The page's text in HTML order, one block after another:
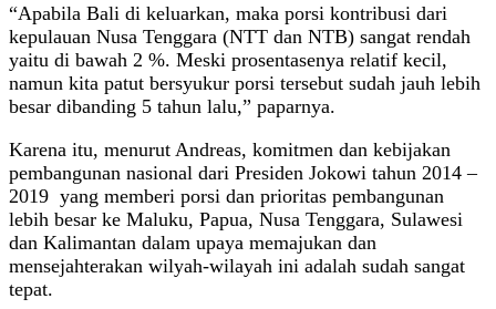
“Apabila Bali di keluarkan, maka porsi kontribusi dari
kepulauan Nusa Tenggara (NTT dan NTB) sangat rendah
yaitu di bawah 2 %. Meski prosentasenya relatif kecil,
namun kita patut bersyukur porsi tersebut sudah jauh lebih
besar dibanding 5 tahun lalu,” paparnya.
Karena itu, menurut Andreas, komitmen dan kebijakan
pembangunan nasional dari Presiden Jokowi tahun 2014 –
2019 yang memberi porsi dan prioritas pembangunan
lebih besar ke Maluku, Papua, Nusa Tenggara, Sulawesi
dan Kalimantan dalam upaya memajukan dan
mensejahterakan wilyah-wilayah ini adalah sudah sangat
tepat.